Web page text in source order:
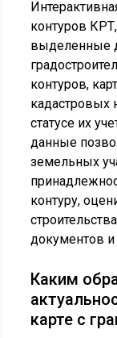
контуров
выделенные
контуров,
кадастровых
статусе их
данные
земельных
контуру,
документов
Каким
карте с